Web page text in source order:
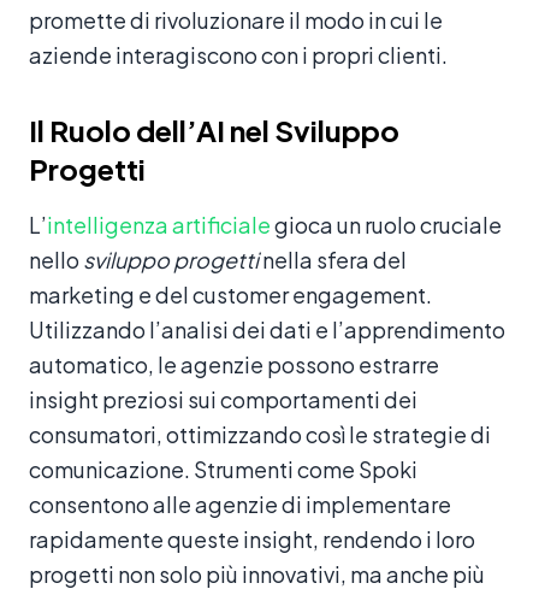
promette di rivoluzionare il modo in cui le
aziende interagiscono con i propri clienti.
Il Ruolo dell’AI nel Sviluppo
Progetti
L’intelligenza artificialegioca un ruolo cruciale
nello sviluppo progettinella sfera del
marketing e del customer engagement.
Utilizzando l’analisi dei dati e l’apprendimento
automatico, le agenzie possono estrarre
insight preziosi sui comportamenti dei
consumatori, ottimizzando così le strategie di
comunicazione. Strumenti come Spoki
consentono alle agenzie di implementare
rapidamente queste insight, rendendo i loro
progetti non solo più innovativi, ma anche più